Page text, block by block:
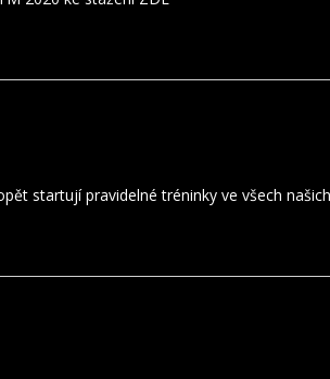
startují pravidelné tréninky ve všech